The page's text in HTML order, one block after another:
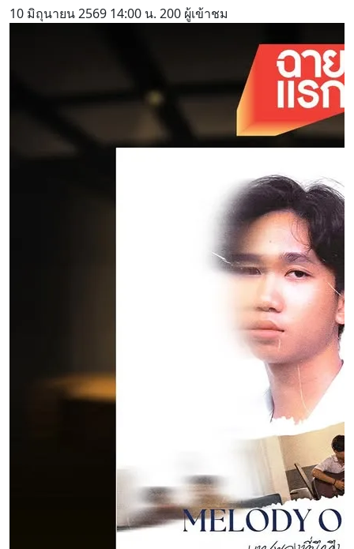
10 มิถุนายน 2569 14:00 น. 200 ผู้เข้าชม